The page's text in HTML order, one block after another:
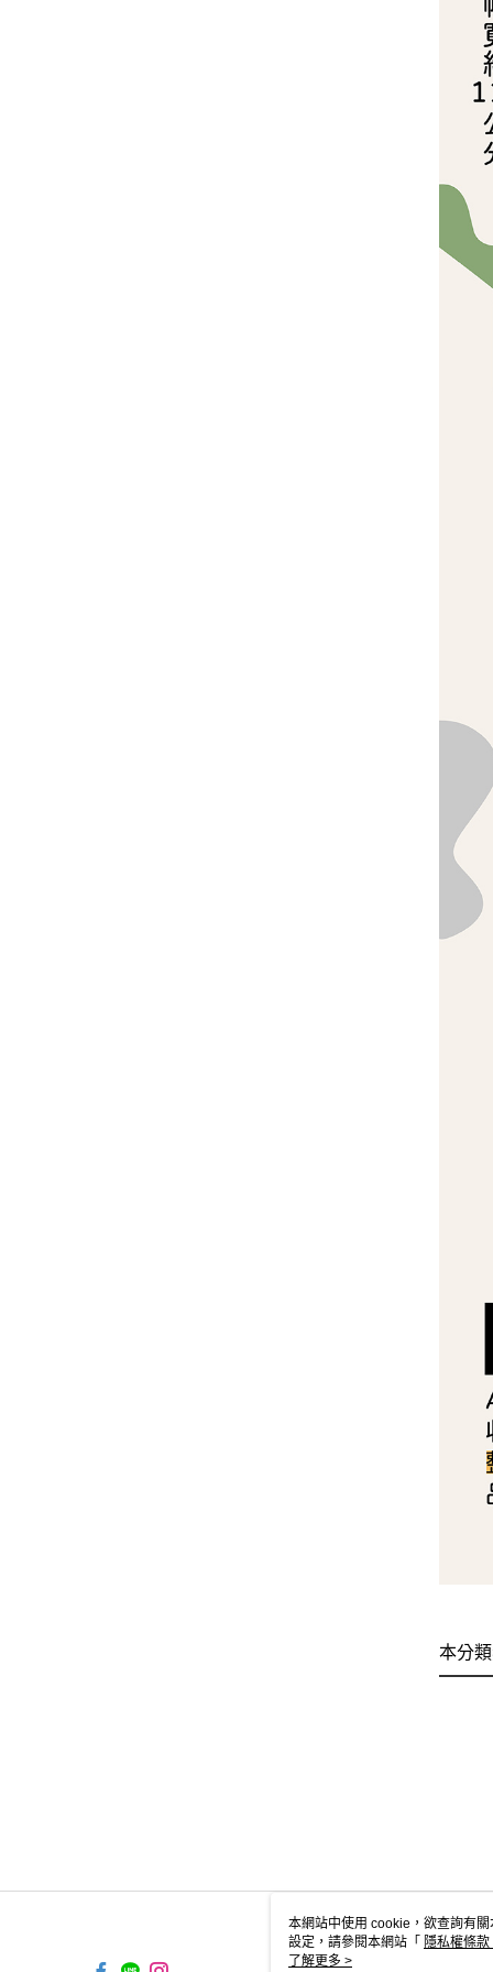
本分
本網站中使用 cookie，欲查詢有
設定，請參閱本網站「 隱私權條款
使用 cookie。
了解更多 >